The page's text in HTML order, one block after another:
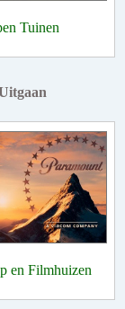
Tuinen
en Filmhuizen